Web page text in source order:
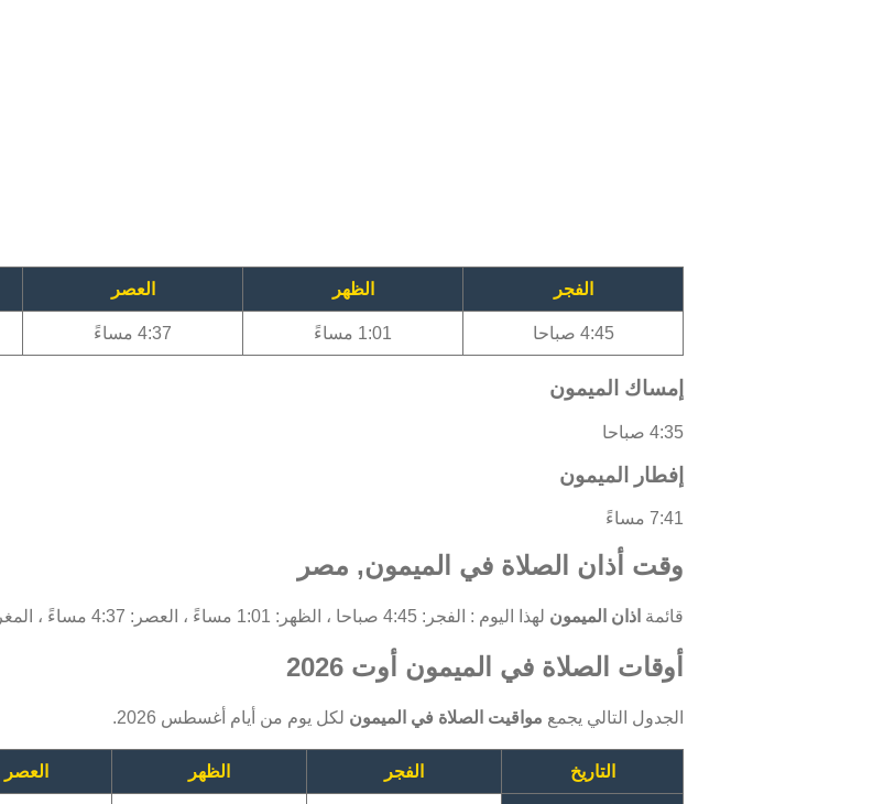
الفجر الظهر العصر
4:45 صباحا 1:01 مساءً 4:37 مساءً
إمساك الميمون
4:35 صباحا
إفطار الميمون
7:41 مساءً
وقت أذان الصلاة في الميمون, مصر
قائمة اذان الميمون لهذا اليوم : الفجر: 4:45 صباحا ، الظهر: 1:01 مساءً ، العصر: 4:37 مساءً ، المغرب: 7:41 مساءً ، العشاء: 9:05 مساءً .
أوقات الصلاة في الميمون أوت 2026
الجدول التالي يجمع مواقيت الصلاة في الميمون لكل يوم من أيام أغسطس 2026.
التاريخ الفجر الظهر العصر